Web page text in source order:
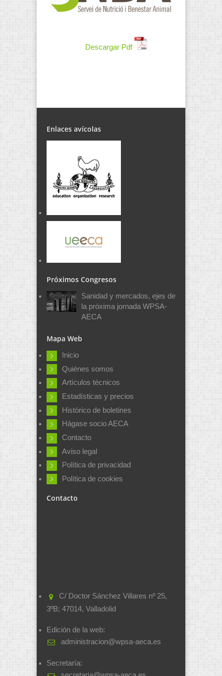
Descargar Pdf
Enlaces avícolas
Próximos Congresos
Sanidad y mercados, ejes de
la próxima jornada WPSA-
AECA
Mapa Web
Inicio
Quiénes somos
Artículos técnicos
Estadísticas y precios
Histórico de boletines
Hágase socio AECA
Contacto
Aviso legal
Política de privacidad
Política de cookies
Contacto
C/ Doctor Sánchez Villares nº 25,
3ºB; 47014, Valladolid
Edición de la web:
administracion@wpsa-aeca.es
Secretaría: